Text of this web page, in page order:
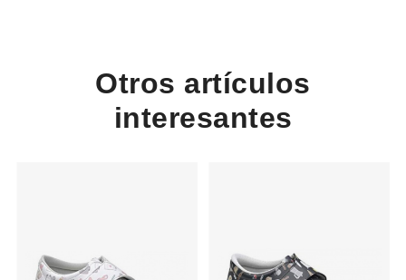
Otros artículos
interesantes